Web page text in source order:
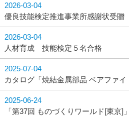
2026-03-04
優良技能検定推進事業所感謝状受贈
2026-03-04
人材育成 技能検定５名合格
2025-07-04
カタログ「焼結金属部品 ベアファ
2025-06-24
「第37回 ものづくりワールド[東京]